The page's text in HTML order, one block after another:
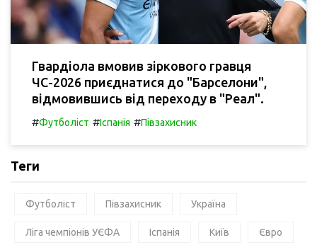
Гвардіола вмовив зіркового гравця
ЧС-2026 приєднатися до "Барселони",
відмовившись від переходу в "Реал".
#Футболіст #Іспанія #Півзахисник
Теги
Футболіст Півзахисник Україна
Ліга чемпіонів УЄФА Іспанія Київ Євро